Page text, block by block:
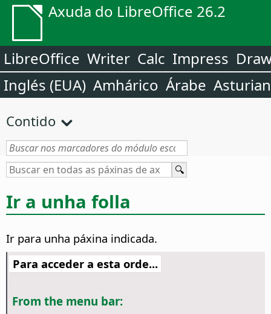
Axuda do LibreOffice 26.2
LibreOffice Writer Calc Impress
Inglés (EUA) Amhárico Árabe
Contido
Ir a unha folla
Ir para unha páxina indicada.
Para acceder a esta orde...
From the menu bar: